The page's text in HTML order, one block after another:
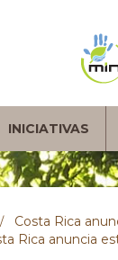
INICIATIVAS
Costa Rica
Rica anuncia